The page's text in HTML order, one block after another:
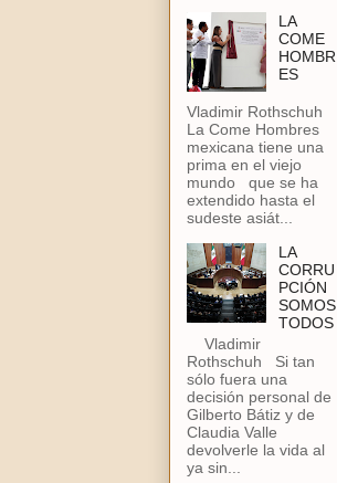
LA
COME
HOMBR
ES
Vladimir Rothschuh
La Come Hombres
mexicana tiene una
prima en el viejo
mundo que se ha
extendido hasta el
sudeste asiát...
LA
CORRU
PCIÓN
SOMOS
TODOS
Vladimir
Rothschuh Si tan
sólo fuera una
decisión personal de
Gilberto Bátiz y de
Claudia Valle
devolverle la vida al
ya sin...